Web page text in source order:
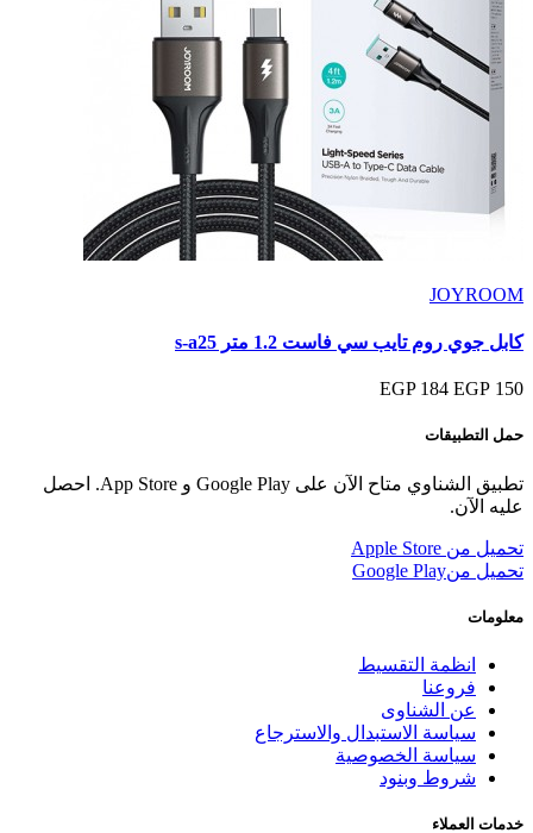
JOYROOM
كابل جوي روم تايب سي فاست 1.2 متر s-a25
150 EGP
184 EGP
حمل التطبيقات
تطبيق الشناوي متاح الآن على Google Play و App Store. احصل
عليه الآن.
تحميل من Apple Store
تحميل منGoogle Play
معلومات
انظمة التقسيط
فروعنا
عن الشناوى
سياسة الاستبدال والاسترجاع
سياسة الخصوصية
شروط وبنود
خدمات العملاء